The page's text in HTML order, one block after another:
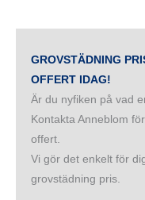
GROVSTÄDNING
OFFERT IDAG!
Är du nyfiken på vad
Kontakta Anneblom
offert.
Vi gör det enkelt för
grovstädning pris.